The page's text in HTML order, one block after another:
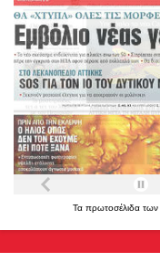
Τα πρωτοσέλιδα των